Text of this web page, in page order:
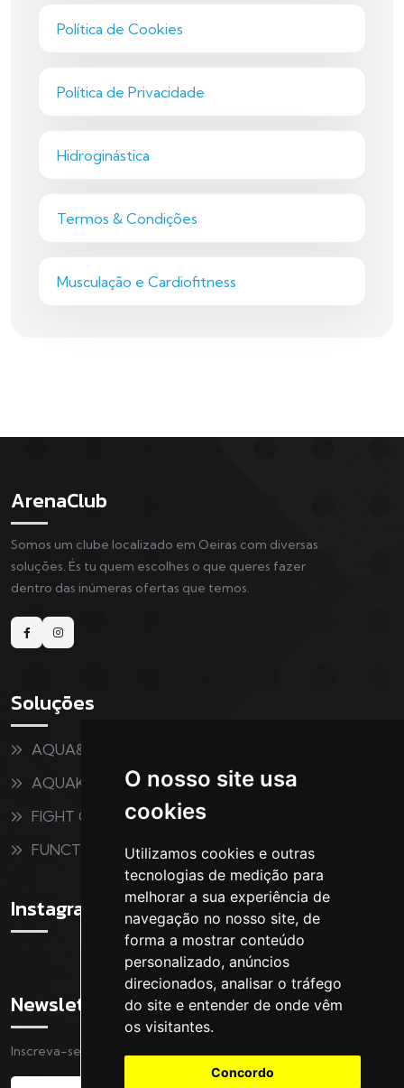
O nosso site usa
cookies
Utilizamos cookies e outras
tecnologias de medição para
melhorar a sua experiência de
navegação no nosso site, de
forma a mostrar conteúdo
personalizado, anúncios
direcionados, analisar o tráfego
do site e entender de onde vêm
os visitantes.
Concordo
Política de Cookies
Política de Privacidade
Hidroginástica
Termos & Condições
Musculação e Cardiofitness
ArenaClub
Somos um clube localizado em Oeiras com diversas
soluções. És tu quem escolhes o que queres fazer
dentro das inúmeras ofertas que temos.
Soluções
AQUA&FITNESS
AQUAKIDS
FIGHT CLUB
FUNCTIONAL
Instagram
Newsletter
Inscreva-se na nossa Newsletter